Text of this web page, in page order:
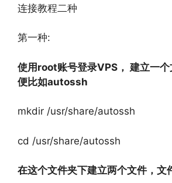
连接教程二种
第一种:
使用root账号登录VPS， 建立一
便比如autossh
mkdir /usr/share/autossh
cd /usr/share/autossh
在这个文件夹下建立两个文件，文